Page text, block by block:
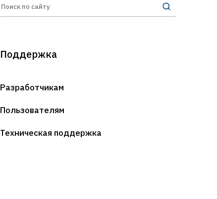
Поддержка
Разработчикам
Пользователям
Техническая поддержка